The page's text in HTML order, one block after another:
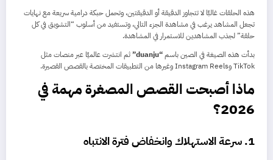
هذه الحلقات غالبًا لا تتجاوز الدقيقة أو الدقيقتين، وتحمل حبكة درامية سريعة مع نهايات
تجعل المشاهد يرغب في مشاهدة الجزء التالي، وتستفيد من أسلوب “التشويق في كل
حلقة” لجذب المشاهدين للاستمرار في المشاهدة.
بدأت هذه الصيغة في الصين باسم“duanju”
ثم انتشرت عالميًا عبر منصات مثل
TikTok وInstagram Reels وغيرها من التطبيقات المختصة بالقصص القصيرة.
ماذا أصبحت القصص المصغرة مهمة في
2026؟
1. سرعة الاستهلاك وانخفاض فترة الانتباه